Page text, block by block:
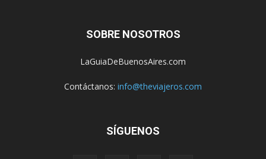
SOBRE NOSOTROS
LaGuiaDeBuenosAires.com
Contáctanos: info@theviajeros.com
SÍGUENOS